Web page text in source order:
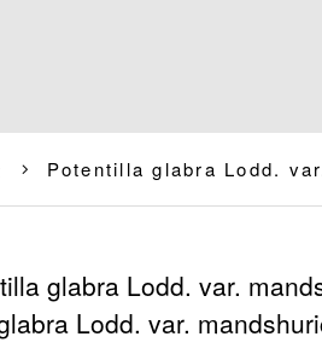
Potentilla glabra Lodd.
glabra Lodd. var.
Lodd. var.